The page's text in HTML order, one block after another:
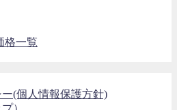
格一覧
(個人情報保護方針)